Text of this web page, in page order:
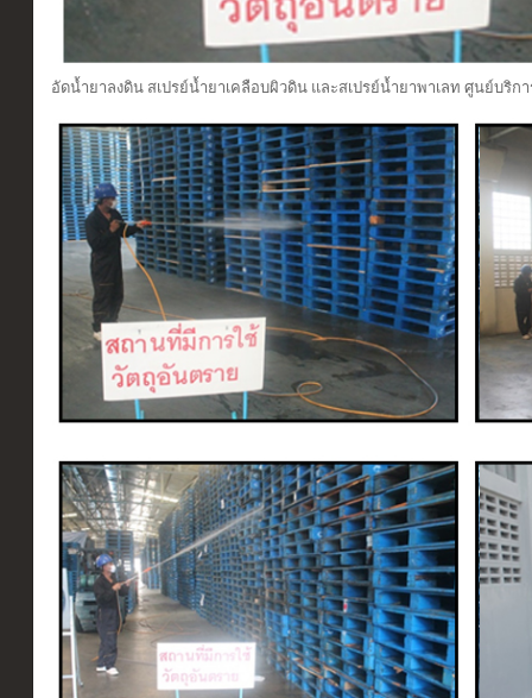
อัดน้ำยาลงดิน สเปรย์น้ำยาเคลือบผิวดิน และสเปรย์น้ำยาพาเลท ศูนย์บริก